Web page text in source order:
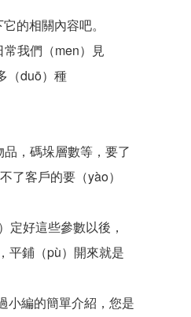
的相關內容吧。
我們（men）見
（duō）種
，碼垛層數等，要了
了客戶的要（yào）
好這些參數以後，
平鋪（pù）開來就是
小編的簡單介紹，您是